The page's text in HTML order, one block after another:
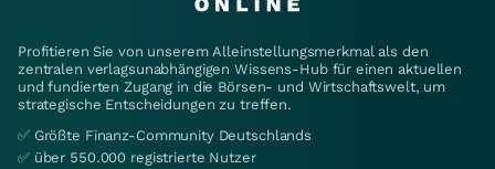
Profitieren Sie von unserem Alleinstellungsmerkmal als den
zentralen verlagsunabhängigen Wissens-Hub für einen aktuellen
und fundierten Zugang in die Börsen- und Wirtschaftswelt, um
strategische Entscheidungen zu treffen.
✅ Größte Finanz-Community Deutschlands
✅ über 550.000 registrierte Nutzer